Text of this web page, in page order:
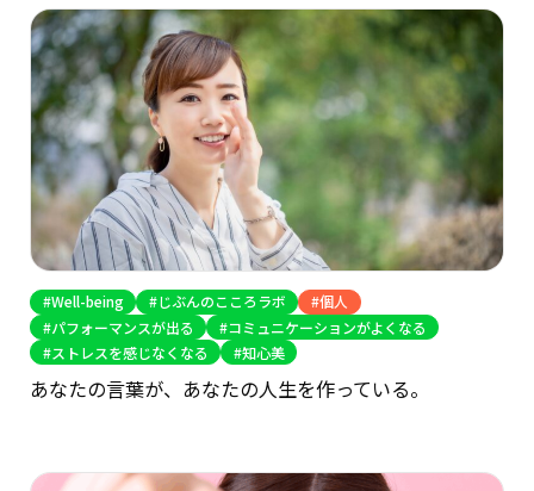
Well-being じぶんのこころラボ
個人
パフォーマンスが出る
コミュニケーションがよくなる
ストレスを感じなくなる
知心美
あなたの言葉が、あなたの人生を作っている。